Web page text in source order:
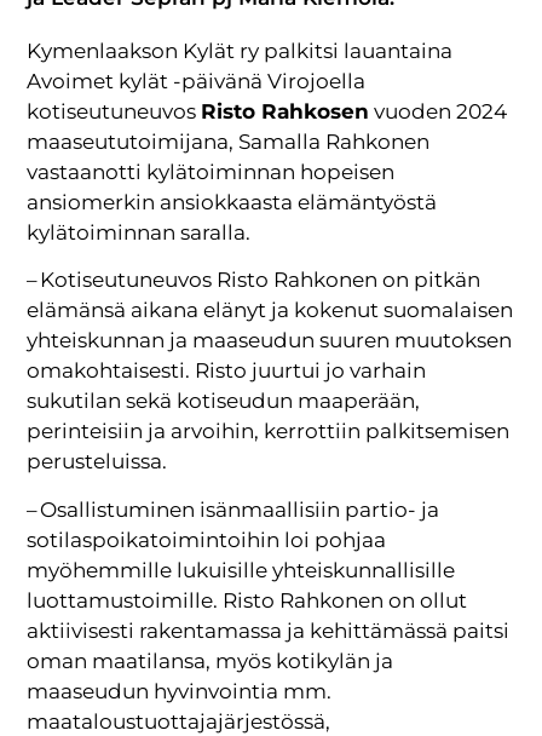
Kymenlaakson Kylät ry palkitsi lauantaina
Avoimet kylät -päivänä Virojoella
kotiseutuneuvos Risto Rahkosen vuoden 2024
maaseututoimijana, Samalla Rahkonen
vastaanotti kylätoiminnan hopeisen
ansiomerkin ansiokkaasta elämäntyöstä
kylätoiminnan saralla.
– Kotiseutuneuvos Risto Rahkonen on pitkän
elämänsä aikana elänyt ja kokenut suomalaisen
yhteiskunnan ja maaseudun suuren muutoksen
omakohtaisesti. Risto juurtui jo varhain
sukutilan sekä kotiseudun maaperään,
perinteisiin ja arvoihin, kerrottiin palkitsemisen
perusteluissa.
– Osallistuminen isänmaallisiin partio- ja
sotilaspoikatoimintoihin loi pohjaa
myöhemmille lukuisille yhteiskunnallisille
luottamustoimille. Risto Rahkonen on ollut
aktiivisesti rakentamassa ja kehittämässä paitsi
oman maatilansa, myös kotikylän ja
maaseudun hyvinvointia mm.
maataloustuottajajärjestössä,